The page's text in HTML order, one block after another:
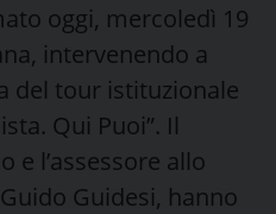
oggi, mercoledì 19
intervenendo a
del tour istituzionale
Qui Puoi”. Il
e l’assessore allo
Guidesi, hanno